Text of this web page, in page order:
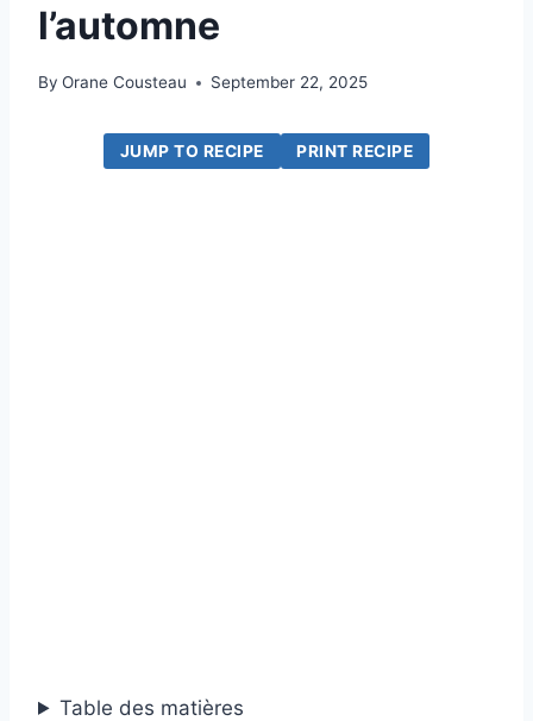
l’automne
By Orane Cousteau September 22, 2025
JUMP TO RECIPE PRINT RECIPE
Table des matières